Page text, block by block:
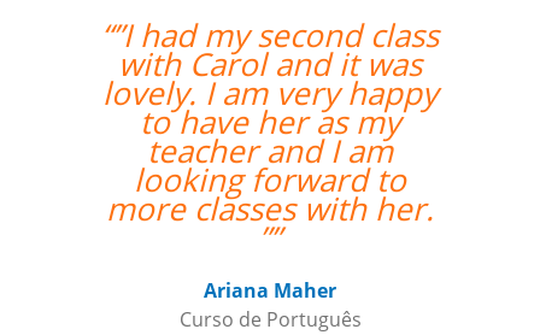
“”I had my second class
with Carol and it was
lovely. I am very happy
to have her as my
teacher and I am
looking forward to
more classes with her.
Ariana Maher
Curso de Português
classes
my
Enrico is